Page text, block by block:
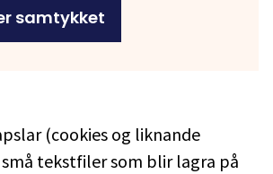
samtykket
(cookies og liknande
tekstfiler som blir lagra på